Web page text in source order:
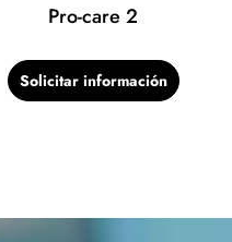
Pro-care 2
Solicitar información